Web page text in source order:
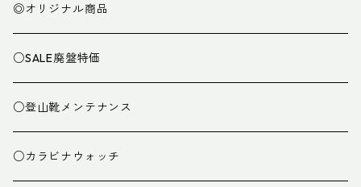
◎オリジナル商品
○SALE廃盤特価
○登山靴メンテナンス
○カラビナウォッチ